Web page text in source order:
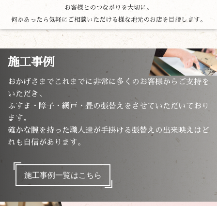
お客様とのつながりを大切に。
何かあったら気軽にご相談いただける様な地元のお店を目指します。
施工事例
おかげさまでこれまでに非常に多くのお客様からご支持を
いただき、
ふすま・障子・網戸・畳の張替えをさせていただいており
ます。
確かな腕を持った職人達が手掛ける張替えの出来映えはど
れも自信があります。
施工事例一覧はこちら